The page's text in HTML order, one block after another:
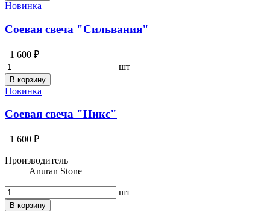
Новинка
Соевая свеча "Сильвания"
1 600 ₽
шт
В корзину
Новинка
Соевая свеча "Никс"
1 600 ₽
Производитель
Anuran Stone
шт
В корзину